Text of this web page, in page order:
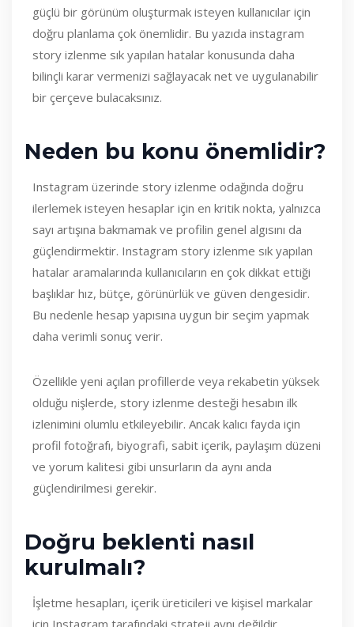
güçlü bir görünüm oluşturmak isteyen kullanıcılar için
doğru planlama çok önemlidir. Bu yazıda instagram
story izlenme sık yapılan hatalar konusunda daha
bilinçli karar vermenizi sağlayacak net ve uygulanabilir
bir çerçeve bulacaksınız.
Neden bu konu önemlidir?
Instagram üzerinde story izlenme odağında doğru
ilerlemek isteyen hesaplar için en kritik nokta, yalnızca
sayı artışına bakmamak ve profilin genel algısını da
güçlendirmektir. Instagram story izlenme sık yapılan
hatalar aramalarında kullanıcıların en çok dikkat ettiği
başlıklar hız, bütçe, görünürlük ve güven dengesidir.
Bu nedenle hesap yapısına uygun bir seçim yapmak
daha verimli sonuç verir.
Özellikle yeni açılan profillerde veya rekabetin yüksek
olduğu nişlerde, story izlenme desteği hesabın ilk
izlenimini olumlu etkileyebilir. Ancak kalıcı fayda için
profil fotoğrafı, biyografi, sabit içerik, paylaşım düzeni
ve yorum kalitesi gibi unsurların da aynı anda
güçlendirilmesi gerekir.
Doğru beklenti nasıl
kurulmalı?
İşletme hesapları, içerik üreticileri ve kişisel markalar